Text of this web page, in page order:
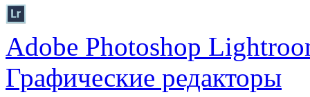
Adobe Photoshop
Графические редакторы